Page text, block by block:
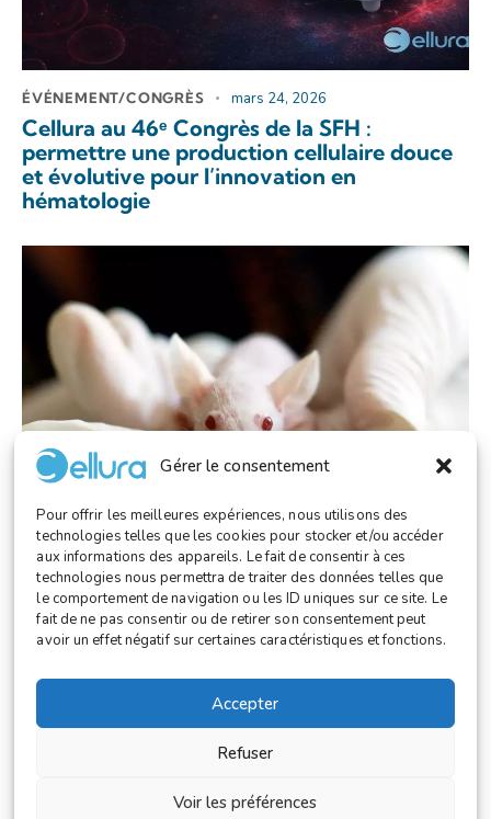
Gérer le consentement
Pour offrir les meilleures expériences, nous utilisons des
technologies telles que les cookies pour stocker et/ou accéder
aux informations des appareils. Le fait de consentir à ces
technologies nous permettra de traiter des données telles que
le comportement de navigation ou les ID uniques sur ce site. Le
fait de ne pas consentir ou de retirer son consentement peut
avoir un effet négatif sur certaines caractéristiques et fonctions.
Accepter
Refuser
Voir les préférences
ÉVÉNEMENT/CONGRÈS mars 24, 2026
Cellura au 46ᵉ Congrès de la SFH :
permettre une production cellulaire douce
et évolutive pour l’innovation en
hématologie
LABORATOIRE,RECHERCHE octobre 28, 2025
Vers une médecine régénérative équitable
© 2025 Cellura. Tous droits réservés.